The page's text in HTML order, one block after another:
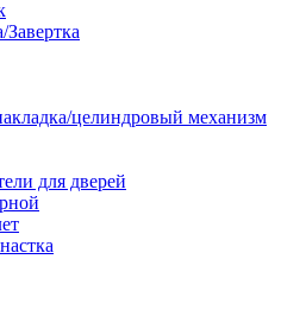
целиндровый механизм
для дверей